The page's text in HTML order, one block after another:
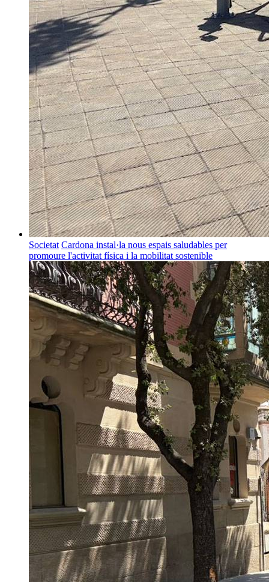
Societat Cardona instal·la nous espais saludables per
promoure l'activitat física i la mobilitat sostenible